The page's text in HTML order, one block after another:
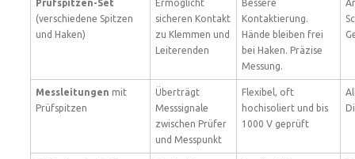
Prüfspitzen-Set
(verschiedene Spitzen
und Haken)
Ermöglicht
sicheren Kontakt
zu Klemmen und
Leiterenden
Bessere
Kontaktierung.
Hände bleiben frei
bei Haken. Präzise
Messung.
Messleitungen mit
Prüfspitzen
Überträgt
Messsignale
zwischen Prüfer
und Messpunkt
Flexibel, oft
hochisoliert und bis
1000 V geprüft